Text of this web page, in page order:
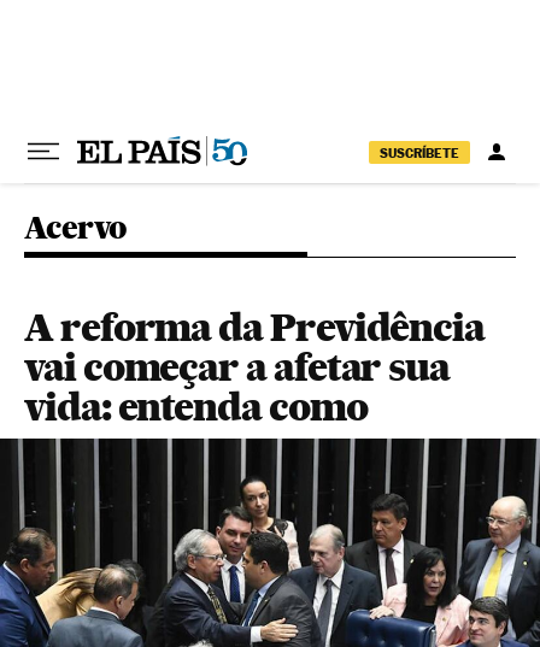
SUSCRÍBETE
Acervo
A reforma da Previdência
vai começar a afetar sua
vida: entenda como